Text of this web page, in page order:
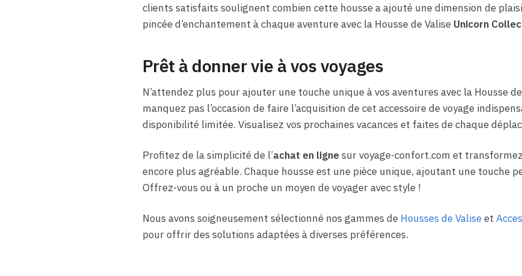
clients satisfaits soulignent combien cette housse a ajouté une dimension de
pincée d’enchantement à chaque aventure avec la Housse de Valise Unicorn
Prêt à donner vie à vos voyages
N’attendez plus pour ajouter une touche unique à vos aventures avec la Housse
manquez pas l’occasion de faire l’acquisition de cet accessoire de voyage
disponibilité limitée. Visualisez vos prochaines vacances et faites de chaque
Profitez de la simplicité de l’achat en lignesur voyage-confort.com et
encore plus agréable. Chaque housse est une pièce unique, ajoutant une touche
Offrez-vous ou à un proche un moyen de voyager avec style !
Nous avons soigneusement sélectionné nos gammes de Housses de Valiseet
pour offrir des solutions adaptées à diverses préférences.